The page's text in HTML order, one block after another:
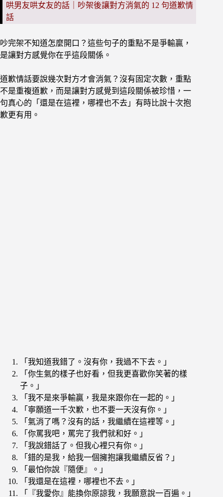
哄男友哄女友的話｜吵架後讓對方消氣的 12 句道歉情
話
吵完架不知道怎麼開口？這些句子的重點不是爭輸贏，
是讓對方感覺你在乎這段關係。
道歉情話要說幾次對方才會消氣？沒有固定次數，重點
不是重複道歉，而是讓對方感覺到這段關係被珍惜，一
句真心的「還是在這裡，哪裡也不去」有時比說十次抱
歉更有用。
「我知道我錯了。沒有你，我過不下去。」
「你生氣的樣子也好看，但我更喜歡你笑著的樣
子。」
「我不是來爭輸贏，我是來跟你在一起的。」
「寧願道一千次歉，也不要一天沒有你。」
「氣消了嗎？沒有的話，我繼續在這裡等。」
「你罵我吧，罵完了我們就和好。」
「我說錯話了。但我心裡只有你。」
「錯的是我，給我一個擁抱讓我繼續反省？」
「最怕你說『隨便』。」
「我還是在這裡，哪裡也不去。」
「『我愛你』能換你原諒我，我願意說一百遍。」